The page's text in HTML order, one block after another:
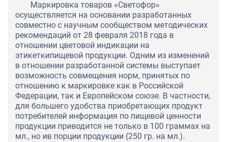
Маркировка товаров «Светофор»
осуществляется на основании разработанных
совместно с научным сообществом методических
рекомендаций от 28 февраля 2018 года в
отношении цветовой индикации на
этикеткипищевой продукции. Одним из изменений
в отношении разработанной системы выступает
возможность совмещения норм, принятых по
отношению к маркировке как в Российской
Федерации, так и Европейском союзе. В частности,
для большего удобства приобретающих продукт
потребителей информация по пищевой ценности
продукции приводится не только в 100 граммах на
мл., но ив порции продукции (250 гр. на мл.).